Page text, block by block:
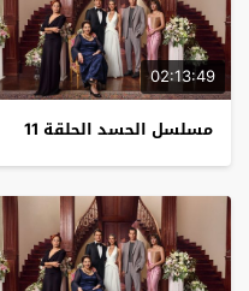
02:13:49
مسلسل الحسد الحلقة 11